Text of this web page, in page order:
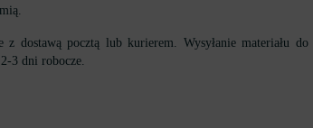
pocztą lub kurierem. Wysyłanie materiału
3 dni robocze.